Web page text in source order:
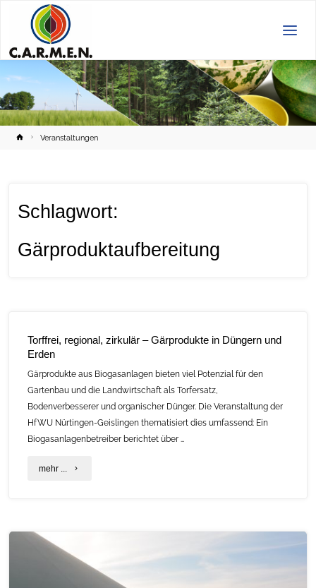
HomeVeranstaltungen
Schlagwort:
Gärproduktaufbereitung
Torffrei, regional, zirkulär – Gärprodukte in Düngern und
Erden
Gärprodukte aus Biogasanlagen bieten viel Potenzial für den
Gartenbau und die Landwirtschaft als Torfersatz,
Bodenverbesserer und organischer Dünger. Die Veranstaltung der
HfWU Nürtingen-Geislingen thematisiert dies umfassend: Ein
Biogasanlagenbetreiber berichtet über …
mehr ... "Torffrei,
Gärprodukte